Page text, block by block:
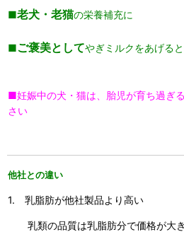
■老犬・老猫の栄養補充に
■ご褒美としてやぎミルクをあげる
■妊娠中の犬・猫は、胎児が育ち過ぎ
さい
他社との違い
1. 乳脂肪が他社製品より高い
乳類の品質は乳脂肪分で価格が大